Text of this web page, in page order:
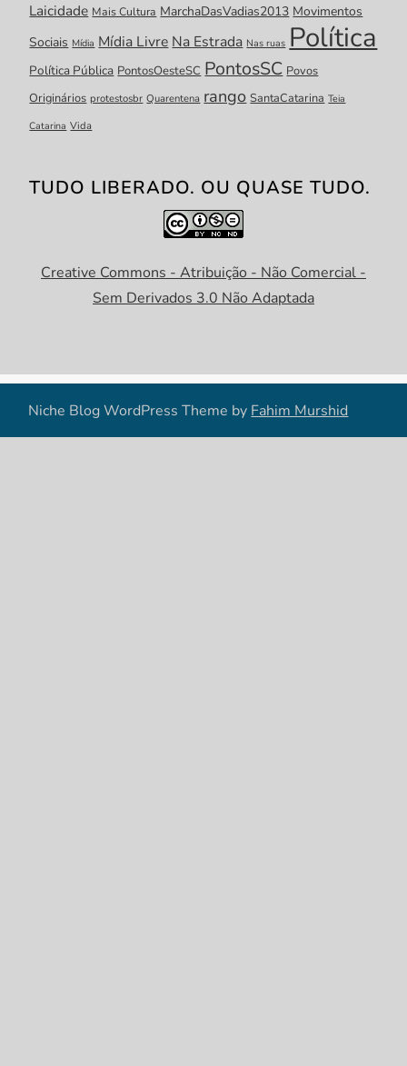
Laicidade Mais Cultura MarchaDasVadias2013 Movimentos
Sociais Mídia Mídia LivreNa Estrada Nas ruas Política
Política Pública PontosOesteSC PontosSC Povos
Originários protestosbr Quarentena rango SantaCatarina Teia
Catarina Vida
TUDO LIBERADO. OU QUASE TUDO.
Creative Commons - Atribuição - Não Comercial -
Sem Derivados 3.0 Não Adaptada
Niche Blog WordPress Theme byFahim Murshid